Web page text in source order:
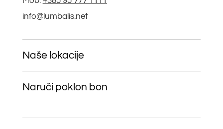
info@lumbalis.net
Naše lokacije
Naruči poklon bon